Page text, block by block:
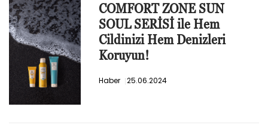
COMFORT ZONE SUN
SOUL SERİSİ ile Hem
Cildinizi Hem Denizleri
Koruyun!
Haber 25.06.2024